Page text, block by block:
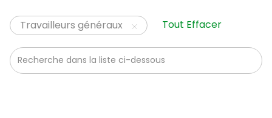
Travailleurs généraux
Tout Effacer
Recherche dans la liste ci-dessous